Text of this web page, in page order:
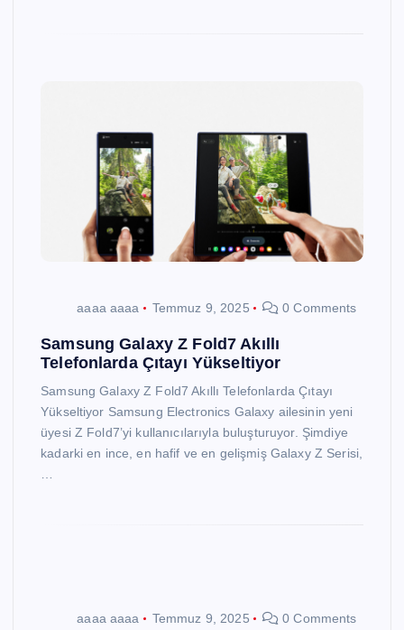
aaaa aaaa Temmuz 9, 2025 0 Comments
Samsung Galaxy Z Fold7 Akıllı
Telefonlarda Çıtayı Yükseltiyor
Samsung Galaxy Z Fold7 Akıllı Telefonlarda Çıtayı
Yükseltiyor Samsung Electronics Galaxy ailesinin yeni
üyesi Z Fold7’yi kullanıcılarıyla buluşturuyor. Şimdiye
kadarki en ince, en hafif ve en gelişmiş Galaxy Z Serisi,
aaaa aaaa Temmuz 9, 2025 0 Comments